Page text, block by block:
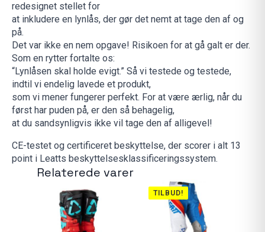
redesignet stellet for
at inkludere en lynlås, der gør det nemt at tage den af ​​og
på.
Det var ikke en nem opgave! Risikoen for at gå galt er der.
Som en rytter fortalte os:
“Lynlåsen skal holde evigt.” Så vi testede og testede,
indtil vi endelig lavede et produkt,
som vi mener fungerer perfekt. For at være ærlig, når du
først har puden på, er den så behagelig,
at du sandsynligvis ikke vil tage den af ​​alligevel!
CE-testet og certificeret beskyttelse, der scorer i alt 13
point i Leatts beskyttelsesklassificeringssystem.
Relaterede varer
TILBUD!